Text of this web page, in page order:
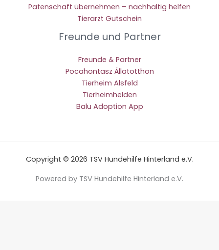
Patenschaft übernehmen – nachhaltig helfen
Tierarzt Gutschein
Freunde und Partner
Freunde & Partner
Pocahontasz Állatotthon
Tierheim Alsfeld
Tierheimhelden
Balu Adoption App
Copyright © 2026 TSV Hundehilfe Hinterland e.V.
Powered by TSV Hundehilfe Hinterland e.V.